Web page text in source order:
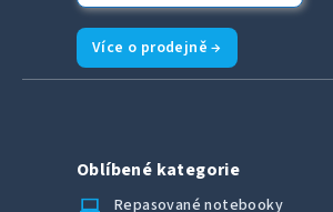
Více o prodejně →
Oblíbené kategorie
laptop_chromebook
Repasované notebooky